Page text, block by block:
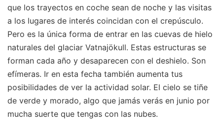
que los trayectos en coche sean de noche y las visitas
a los lugares de interés coincidan con el crepúsculo.
Pero es la única forma de entrar en las cuevas de hielo
naturales del glaciar Vatnajökull. Estas estructuras se
forman cada año y desaparecen con el deshielo. Son
efímeras. Ir en esta fecha también aumenta tus
posibilidades de ver la actividad solar. El cielo se tiñe
de verde y morado, algo que jamás verás en junio por
mucha suerte que tengas con las nubes.